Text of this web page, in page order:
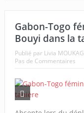
Gabon-Togo
Bouyi dans la
Publié par Livia
Pas de Commentaires